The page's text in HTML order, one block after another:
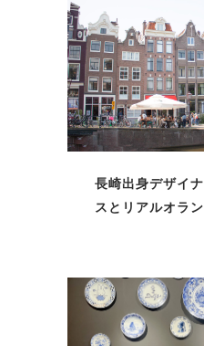
長崎出身デザイ
スとリアルオラ